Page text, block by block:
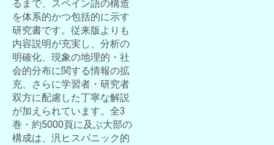
るまで、スペイン語の構造
を体系的かつ包括的に示す
研究書です。従来版よりも
内容説明が充実し、分析の
明確化、現象の地理的・社
会的分布に関する情報の拡
充、さらに学習者・研究者
双方に配慮した丁寧な解説
が加えられています。全3
巻・約5000頁に及ぶ大部の
構成は、汎ヒスパニック的